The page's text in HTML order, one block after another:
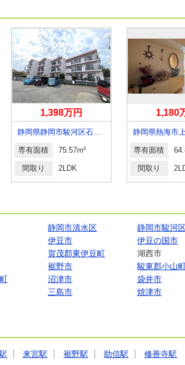
1,398万円
静岡県静岡市駿河区石田３
専有面積 75.57m²
間取り 2LDK
1,180
静岡県熱海市
専有面積
間取り
静岡市清水区
静岡市駿河
伊豆市
伊豆の国市
賀茂郡東伊豆町
湖西市
裾野市
駿東郡小山
沼津市
袋井市
三島市 焼津市
来宮駅 裾野駅 助信駅 修善寺駅